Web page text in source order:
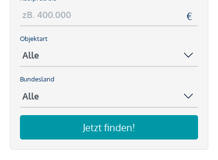
Objektart
Bundesland
Jetzt finden!